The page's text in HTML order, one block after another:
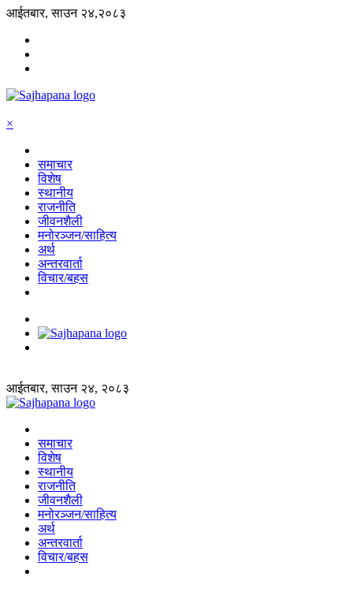
आईतबार, साउन २४,२०८३
×
समाचार
विशेष
स्थानीय
राजनीति
जीवनशैली
मनोरञ्जन/साहित्य
अर्थ
अन्तरवार्ता
विचार/बहस
आईतबार, साउन २४, २०८३
समाचार
विशेष
स्थानीय
राजनीति
जीवनशैली
मनोरञ्जन/साहित्य
अर्थ
अन्तरवार्ता
विचार/बहस